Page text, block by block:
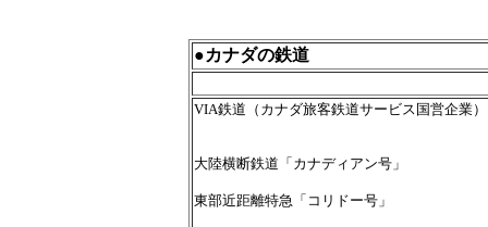
●カナダの鉄道
VIA鉄道（カナダ旅客鉄道サービス国営企業）
大陸横断鉄道「カナディアン号」
東部近距離特急「コリドー号」